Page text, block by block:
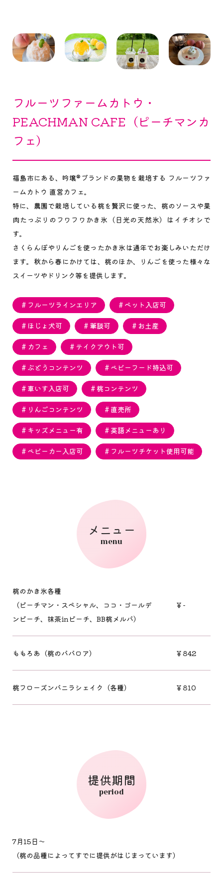
フルーツファームカトウ・
PEACHMAN CAFE（ピーチマンカ
フェ）
福島市にある、吟壌®ブランドの果物を栽培する フルーツファ
ームカトウ 直営カフェ。
特に、農園で栽培している桃を贅沢に使った、桃のソースや果
肉たっぷりのフワフワかき氷（日光の天然氷）はイチオシで
す。
さくらんぼやりんごを使ったかき氷は通年でお楽しみいただけ
ます。秋から春にかけては、桃のほか、りんごを使った様々な
スイーツやドリンク等を提供します。
＃フルーツラインエリア ＃ペット入店可
＃ほじょ犬可 ＃筆談可 ＃お土産
＃カフェ ＃テイクアウト可
＃ぶどうコンテンツ ＃ベビーフード持込可
＃車いす入店可 ＃桃コンテンツ
＃りんごコンテンツ ＃直売所
＃キッズメニュー有 ＃英語メニューあり
＃ベビーカー入店可 ＃フルーツチケット使用可能
メニュー
menu
桃のかき氷各種
（ピーチマン・スペシャル、ココ・ゴールデ
ンピーチ、抹茶inピーチ、BB桃メルバ）
￥-
ももろあ（桃のババロア） ￥842
桃フローズンバニラシェイク（各種） ￥810
提供期間
period
7月15日～
（桃の品種によってすでに提供がはじまっています）